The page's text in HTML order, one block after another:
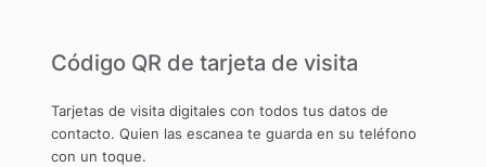
Código QR de tarjeta de visita
Tarjetas de visita digitales con todos tus datos de
contacto. Quien las escanea te guarda en su teléfono
con un toque.